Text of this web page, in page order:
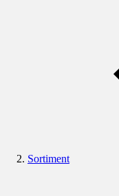
Sortiment